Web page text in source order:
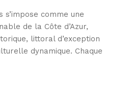
comme une
de la Côte d’Azur,
littoral d’exception
dynamique. Chaque